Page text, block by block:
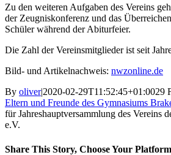
Zu den weiteren Aufgaben des Vereins
der Zeugniskonferenz und das
Schüler während der Abiturfeier.
Die Zahl der Vereinsmitglieder ist seit
Bild- und Artikelnachweis: nwzonline.de
By oliver|2020-02-29T11:52:45+01:0029
Eltern und Freunde des Gymnasiums
für Jahreshauptversammlung des Vereins
e.V.
Share This Story, Choose Your